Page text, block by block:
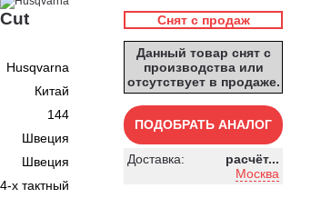
Husqvarna
Китай
144
Швеция
Швеция
х тактный
Снят с продаж
Данный товар снят с
производства или
отсутствует в продаже.
ПОДОБРАТЬ АНАЛОГ
Доставка:
расчёт...
Москва